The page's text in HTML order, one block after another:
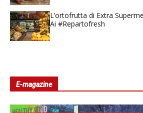
L’ortofrutta di Extra
Ai #Repartofresh
E-magazine